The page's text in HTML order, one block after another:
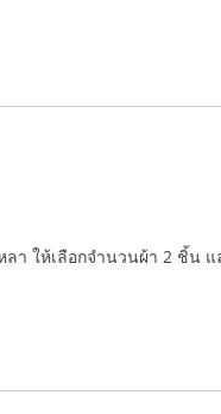
า ให้เลือกจำนวนผ้า 2 ชิ้น